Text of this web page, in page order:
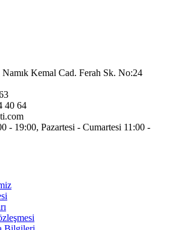
Kemal Cad. Ferah Sk. No:24
40 64
- 19:00, Pazartesi - Cumartesi 11:00 -